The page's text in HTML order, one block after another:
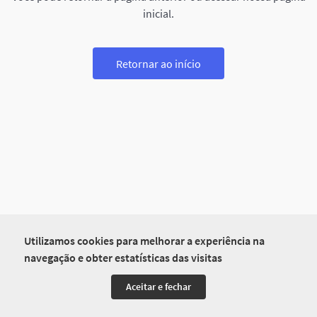
Utilizamos cookies para melhorar a experiência na
navegação e obter estatísticas das visitas
Aceitar e fechar
inicial.
Retornar ao início